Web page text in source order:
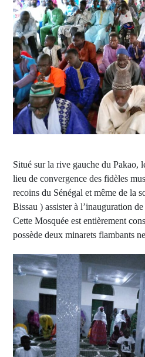
Situé sur la rive gauche du Pakao,
lieu de convergence des fidèles
recoins du Sénégal et même de la
Bissau ) assister à l’inauguration
Cette Mosquée est entièrement
possède deux minarets flambants